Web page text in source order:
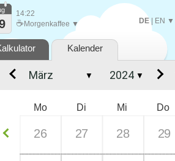
DE| EN ▼
14:22
☕ Morgenkaffee ▼
Kalender
Mo Di Mi Do
26 27 28 29
▼ ▼